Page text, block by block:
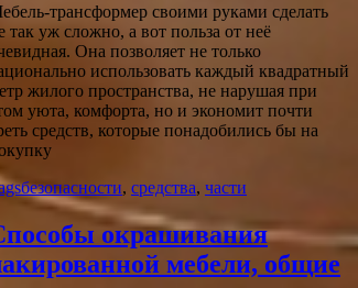
трансформер своими руками сделать
так уж сложно, а вот польза от неё
Она позволяет не только
использовать каждый квадратный
жилого пространства, не нарушая при
уюта, комфорта, но и экономит почти
средств, которые понадобились бы на
безопасности, средства, части
окрашивания
мебели, общие